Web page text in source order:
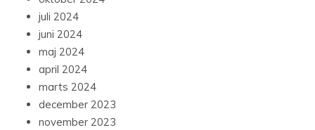
juli 2024
juni 2024
maj 2024
april 2024
marts 2024
december 2023
november 2023